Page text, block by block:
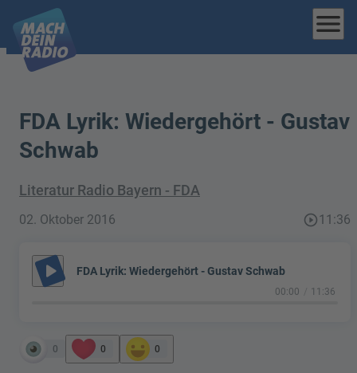
menu
FDA Lyrik: Wiedergehört - Gustav
Schwab
Literatur Radio Bayern - FDA
02. Oktober 2016 play_circle_outline11:36
play_arrow FDA Lyrik: Wiedergehört - Gustav Schwab
00:00 11:36
0 0 0